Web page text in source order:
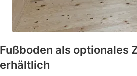
Fußboden als optionales
erhältlich